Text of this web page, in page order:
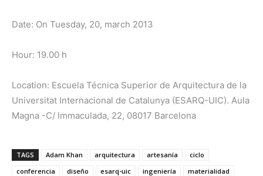
Date: On Tuesday, 20, march 2013
Hour: 19.00 h
Location: Escuela Técnica Superior de Arquitectura de la
Universitat Internacional de Catalunya (ESARQ-UIC). Aula
Magna -C/ Immaculada, 22, 08017 Barcelona
TAGS Adam Khan arquitectura artesanía
ciclo
conferencia
diseño esarq-uic ingeniería materialidad